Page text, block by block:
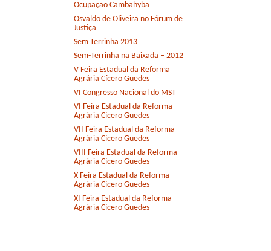
Ocupação Cambahyba
Osvaldo de Oliveira no Fórum de
Justiça
Sem Terrinha 2013
Sem-Terrinha na Baixada – 2012
V Feira Estadual da Reforma
Agrária Cícero Guedes
VI Congresso Nacional do MST
VI Feira Estadual da Reforma
Agrária Cícero Guedes
VII Feira Estadual da Reforma
Agrária Cícero Guedes
VIII Feira Estadual da Reforma
Agrária Cícero Guedes
X Feira Estadual da Reforma
Agrária Cícero Guedes
XI Feira Estadual da Reforma
Agrária Cícero Guedes